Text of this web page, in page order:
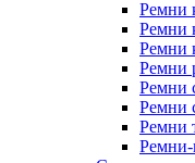
Ремни
Ремни
Ремни
Ремни
Ремни
Ремни
Ремни
Ремни-